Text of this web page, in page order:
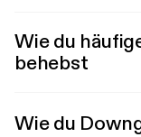
Wie du
behebst
Wie du